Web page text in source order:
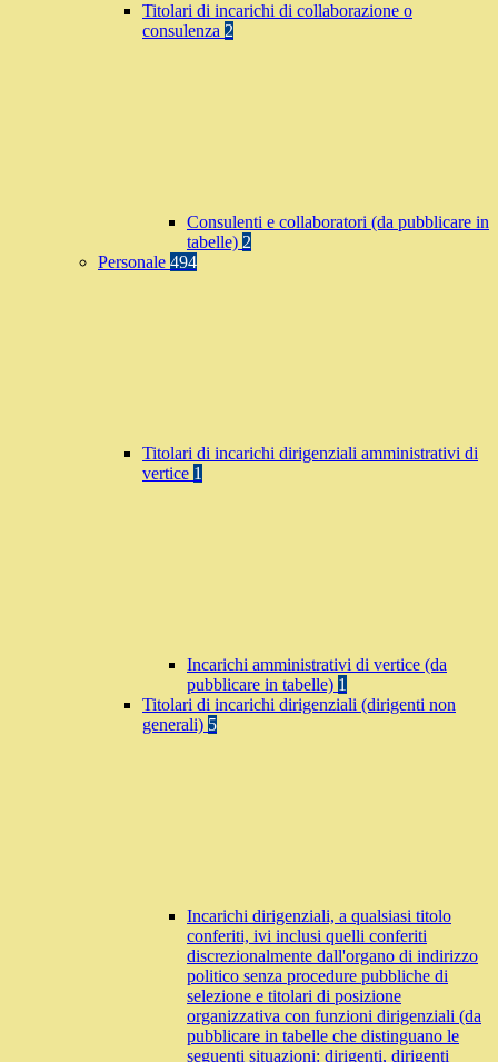
Titolari di incarichi di collaborazione o
consulenza 2
Consulenti e collaboratori (da pubblicare in
tabelle) 2
Personale 494
Titolari di incarichi dirigenziali amministrativi di
vertice 1
Incarichi amministrativi di vertice (da
pubblicare in tabelle) 1
Titolari di incarichi dirigenziali (dirigenti non
generali) 5
Incarichi dirigenziali, a qualsiasi titolo
conferiti, ivi inclusi quelli conferiti
discrezionalmente dall'organo di indirizzo
politico senza procedure pubbliche di
selezione e titolari di posizione
organizzativa con funzioni dirigenziali (da
pubblicare in tabelle che distinguano le
seguenti situazioni: dirigenti, dirigenti